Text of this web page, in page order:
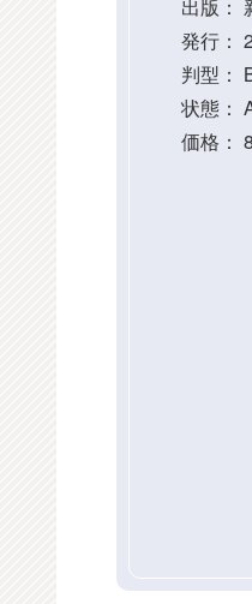
出版：
発行：
判型：
状態：
価格：